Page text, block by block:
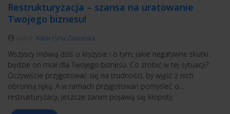
Restrukturyzacja – szansa na uratowanie
Twojego biznesu!
Katarzyna Zalewska
Wszyscy mówią dziś o kryzysie i o tym, jakie negatywne skutki
będzie on miał dla Twojego biznesu. Co zrobić w tej sytuacji?
Oczywiście przygotować się na trudności, by wyjść z nich
obronną ręką. A w ramach przygotowań pomyśleć o…
restrukturyzacji, jeszcze zanim pojawią się kłopoty.